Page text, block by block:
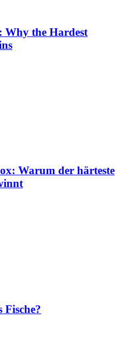
Why the Hardest
Warum der härteste
Fische?